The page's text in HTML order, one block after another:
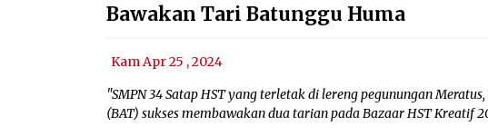
Bawakan Tari Batunggu Huma
Kam Apr 25 , 2024
"SMPN 34 Satap HST yang terletak di lereng pegunungan
(BAT) sukses membawakan dua tarian pada Bazaar HST Kreatif